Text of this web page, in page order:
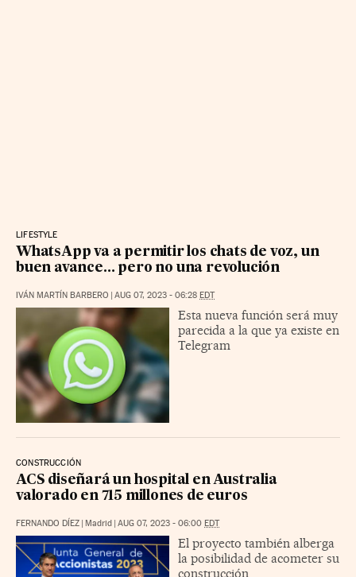
LIFESTYLE
WhatsApp va a permitir los chats de voz, un
buen avance… pero no una revolución
IVÁN MARTÍN BARBERO AUG 07, 2023 - 06:28 EDT
Esta nueva función será muy
parecida a la que ya existe en
Telegram
CONSTRUCCIÓN
ACS diseñará un hospital en Australia
valorado en 715 millones de euros
FERNANDO DÍEZ Madrid AUG 07, 2023 - 06:00 EDT
El proyecto también alberga
la posibilidad de acometer su
construcción